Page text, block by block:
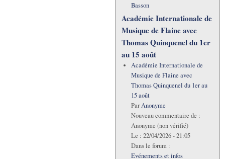
Basson
Académie Internationale de
Musique de Flaine avec
Thomas Quinquenel du 1er
au 15 août
Académie Internationale de
Musique de Flaine avec
Thomas Quinquenel du 1er au
15 août
ParAnonyme
Nouveau commentaire de :
Anonyme (non vérifié)
Le : 22/04/2026 - 21:05
Dans le forum :
Evénements et infos